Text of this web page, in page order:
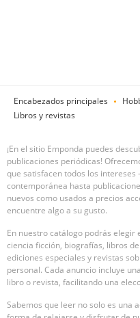
Encabezados principales
Libros y revistas
¡En el sitio Emponda puedes
publicaciones periódicas!
que satisfacen todos los
contemporánea hasta
nuevos como usados a precios
encuentre algo a su gusto.
En nuestro catálogo podrás
ciencia ficción, biografías, libros
ediciones especiales y revistas
personal. Cada anuncio incluye
libro o revista, facilitando una
Sabemos que leer no solo es una